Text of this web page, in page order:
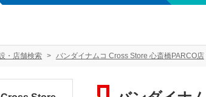
・店舗検索 バンダイナムコ Cross Store 心斎橋PARCO店